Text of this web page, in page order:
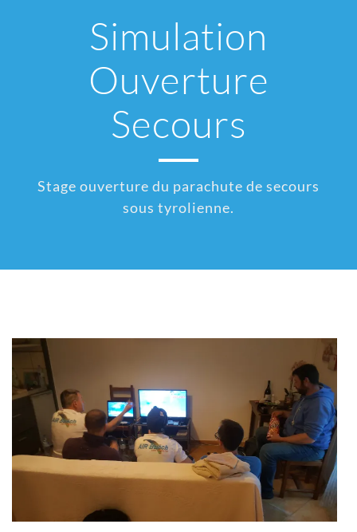
Simulation
Ouverture
Secours
Stage ouverture du parachute de secours
sous tyrolienne.